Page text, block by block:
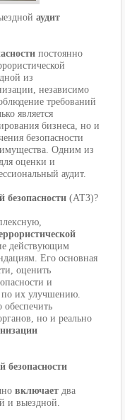
аудит
постоянно
из
независимо
требований
является
бизнеса, но и
безопасности
имущества. Одним из
оценки и
аудит.
безопасности (АТЗ)?
действующим
Его основная
оценить
и
по их улучшению.
обеспечить
но и реально
безопасности
включает два
и выездной.